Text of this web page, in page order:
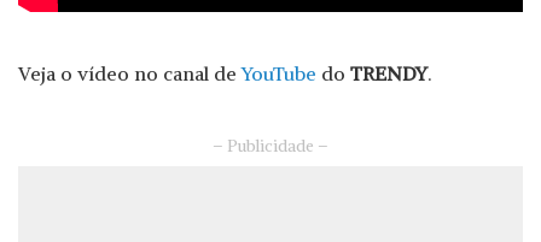
Veja o vídeo no canal deYouTube do TRENDY.
– Publicidade –